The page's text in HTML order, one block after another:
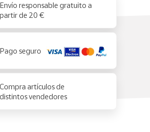
Envío responsable gratuito a
partir de 20 €
Pago seguro
Compra artículos de
distintos vendedores